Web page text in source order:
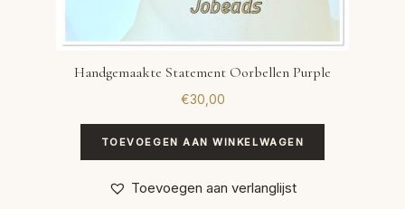
Handgemaakte Statement Oorbellen Purple
€30,00
TOEVOEGEN AAN WINKELWAGEN
Toevoegen aan verlanglijst